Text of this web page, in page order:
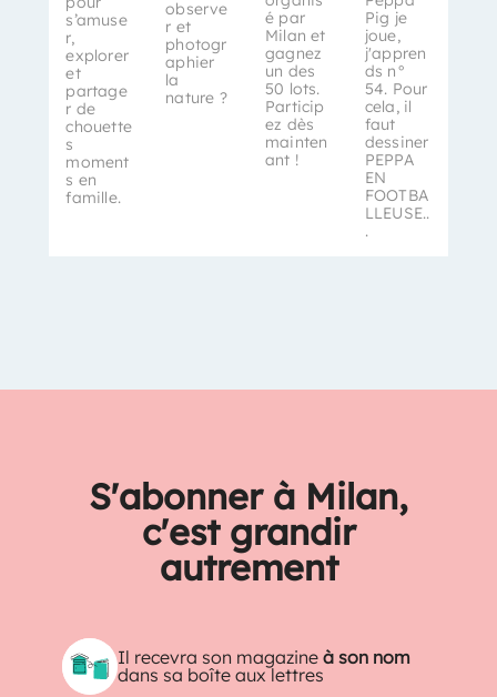
s’amuse
r,
explorer
et
partage
r de
chouette
s
moment
s en
famille.
observe
r et
photogr
aphier
la
nature ?
é par
Milan et
gagnez
un des
50 lots.
Particip
ez dès
mainten
ant !
Pig je
joue,
j'appren
ds n°
54. Pour
cela, il
faut
dessiner
PEPPA
EN
FOOTBA
LLEUSE..
.
S'abonner à Milan,
c'est grandir
autrement
Il recevra son magazineà son nom
dans sa boîte aux lettres